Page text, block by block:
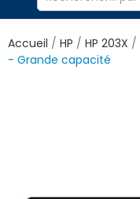
Accueil HP HP 203X
- Grande capacité